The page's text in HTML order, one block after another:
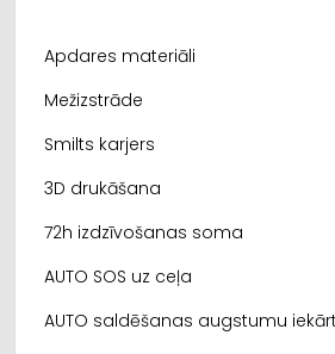
Apdares materiāli
Mežizstrāde
Smilts karjers
3D drukāšana
72h izdzīvošanas soma
AUTO SOS uz ceļa
AUTO saldēšanas augstumu